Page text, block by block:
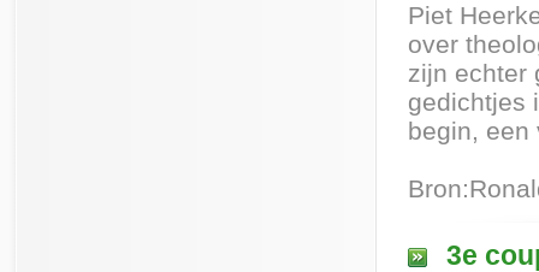
Piet
over
zijn echter
gedichtjes
begin, een
3e